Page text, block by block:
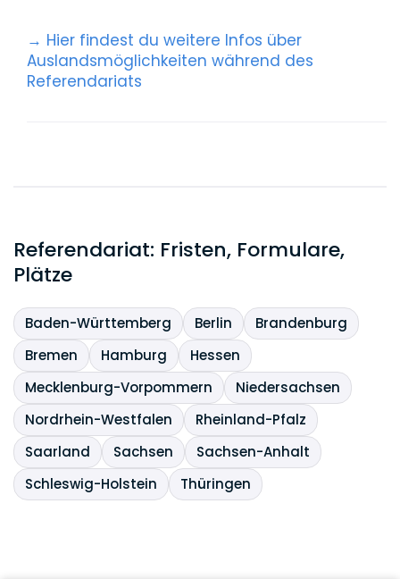
→ Hier findest du weitere Infos über
Auslandsmöglichkeiten während des
Referendariats
Referendariat: Fristen, Formulare,
Plätze
Baden-Württemberg Berlin
Brandenburg
Bremen
Hamburg
Hessen
Mecklenburg-Vorpommern
Niedersachsen
Nordrhein-Westfalen
Rheinland-Pfalz
Saarland
Sachsen
Sachsen-Anhalt
Schleswig-Holstein
Thüringen